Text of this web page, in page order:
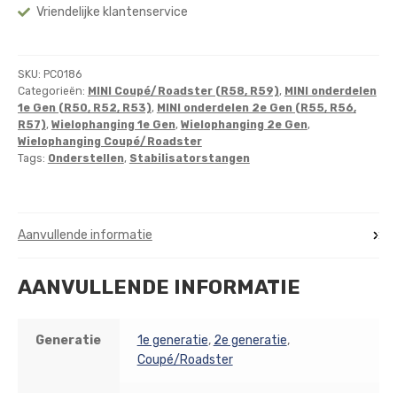
Vriendelijke klantenservice
SKU: PC0186
Categorieën: MINI Coupé/Roadster (R58, R59), MINI onderdelen
1e Gen (R50, R52, R53), MINI onderdelen 2e Gen (R55, R56,
R57), Wielophanging 1e Gen, Wielophanging 2e Gen,
Wielophanging Coupé/Roadster
Tags: Onderstellen, Stabilisatorstangen
Aanvullende informatie
AANVULLENDE INFORMATIE
Generatie 1e generatie, 2e generatie,
Coupé/Roadster